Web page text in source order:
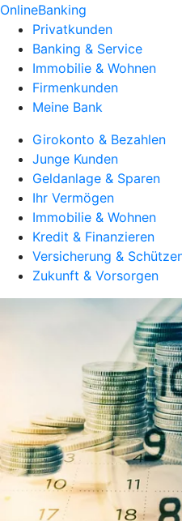
OnlineBanking
Privatkunden
Banking & Service
Immobilie & Wohnen
Firmenkunden
Meine Bank
Girokonto & Bezahlen
Junge Kunden
Geldanlage & Sparen
Ihr Vermögen
Immobilie & Wohnen
Kredit & Finanzieren
Versicherung &
Zukunft & Vorsorgen